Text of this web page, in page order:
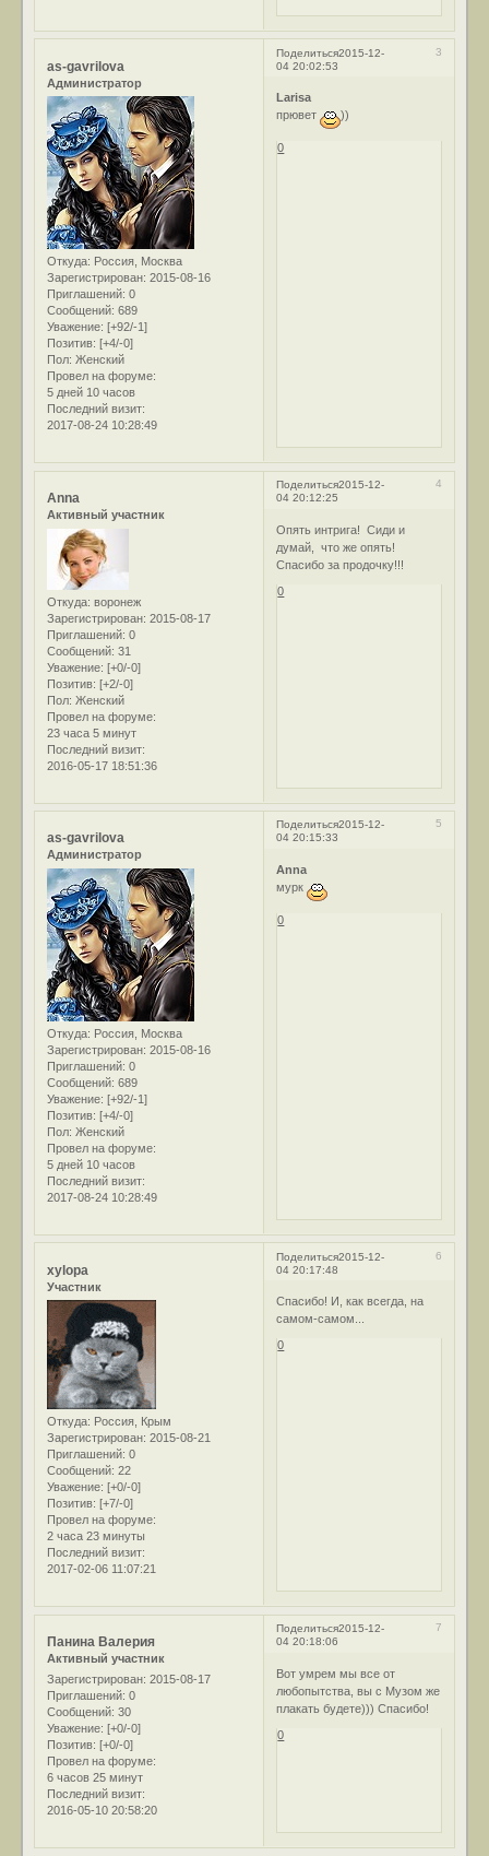
Поделиться 3
2015-12-
04 20:02:53
as-gavrilova
Администратор
Откуда: Россия, Москва
Зарегистрирован: 2015-08-16
Приглашений: 0
Сообщений: 689
Уважение: [+92/-1]
Позитив: [+4/-0]
Пол: Женский
Провел на форуме:
5 дней 10 часов
Последний визит:
2017-08-24 10:28:49
Larisa
прювет
))
0
Поделиться 4
2015-12-
04 20:12:25
Anna
Активный участник
Откуда: воронеж
Зарегистрирован: 2015-08-17
Приглашений: 0
Сообщений: 31
Уважение: [+0/-0]
Позитив: [+2/-0]
Пол: Женский
Провел на форуме:
23 часа 5 минут
Последний визит:
2016-05-17 18:51:36
Опять интрига! Сиди и
думай, что же опять!
Спасибо за продочку!!!
0
Поделиться 5
2015-12-
04 20:15:33
as-gavrilova
Администратор
Откуда: Россия, Москва
Зарегистрирован: 2015-08-16
Приглашений: 0
Сообщений: 689
Уважение: [+92/-1]
Позитив: [+4/-0]
Пол: Женский
Провел на форуме:
5 дней 10 часов
Последний визит:
2017-08-24 10:28:49
Anna
мурк
0
Поделиться 6
2015-12-
04 20:17:48
xylopa
Участник
Откуда: Россия, Крым
Зарегистрирован: 2015-08-21
Приглашений: 0
Сообщений: 22
Уважение: [+0/-0]
Позитив: [+7/-0]
Провел на форуме:
2 часа 23 минуты
Последний визит:
2017-02-06 11:07:21
Спасибо! И, как всегда, на
самом-самом...
0
Поделиться 7
2015-12-
04 20:18:06
Панина Валерия
Активный участник
Зарегистрирован: 2015-08-17
Приглашений: 0
Сообщений: 30
Уважение: [+0/-0]
Позитив: [+0/-0]
Провел на форуме:
6 часов 25 минут
Последний визит:
2016-05-10 20:58:20
Вот умрем мы все от
любопытства, вы с Музом же
плакать будете))) Спасибо!
0